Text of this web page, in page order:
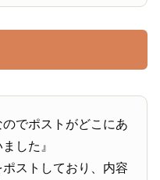
のでポストがどこにあ
した』
ポストしており、内容